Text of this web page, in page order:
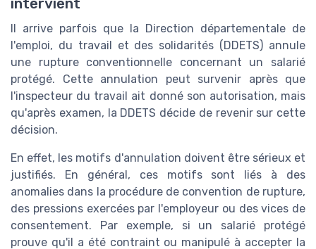
Il arrive parfois que la Direction départementale de
l'emploi, du travail et des solidarités (DDETS) annule
une rupture conventionnelle concernant un salarié
protégé. Cette annulation peut survenir après que
l'inspecteur du travail ait donné son autorisation, mais
qu'après examen, la DDETS décide de revenir sur cette
décision.
En effet, les motifs d'annulation doivent être sérieux et
justifiés. En général, ces motifs sont liés à des
anomalies dans la procédure de convention de rupture,
des pressions exercées par l'employeur ou des vices de
consentement. Par exemple, si un salarié protégé
prouve qu'il a été contraint ou manipulé à accepter la